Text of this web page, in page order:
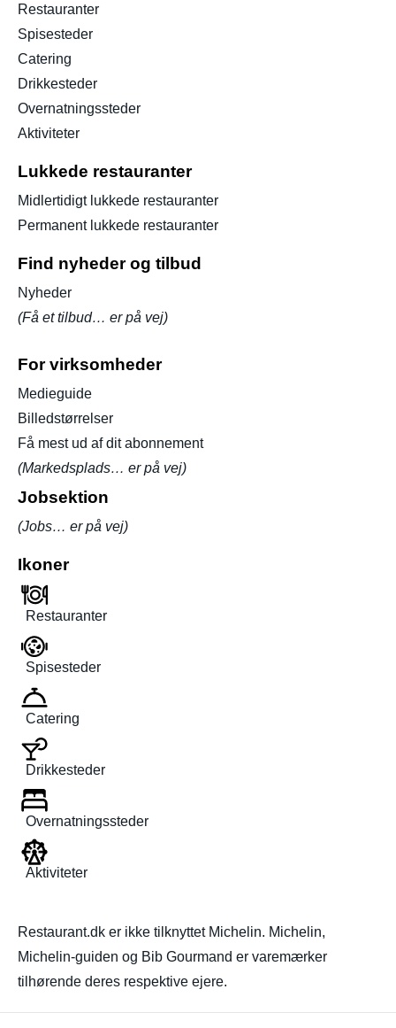
Restauranter
Spisesteder
Catering
Drikkesteder
Overnatningssteder
Aktiviteter
Lukkede restauranter
Midlertidigt lukkede restauranter
Permanent lukkede restauranter
Find nyheder og tilbud
Nyheder
(Få et tilbud… er på vej)
For virksomheder
Medieguide
Billedstørrelser
Få mest ud af dit abonnement
(Markedsplads… er på vej)
Jobsektion
(Jobs… er på vej)
Ikoner
Restauranter
Spisesteder
Catering
Drikkesteder
Overnatningssteder
Aktiviteter
Restaurant.dk er ikke tilknyttet Michelin. Michelin,
Michelin-guiden og Bib Gourmand er varemærker
tilhørende deres respektive ejere.